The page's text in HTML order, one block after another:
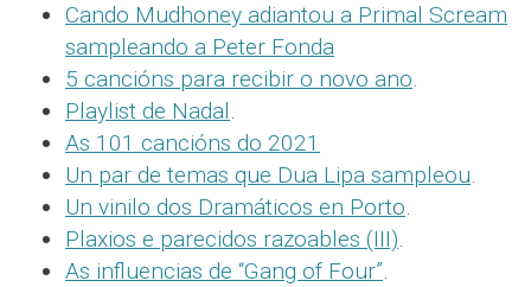
Cando Mudhoney adiantou a Primal Scream
sampleando a Peter Fonda
5 cancións para recibir o novo ano.
Playlist de Nadal.
As 101 cancións do 2021
Un par de temas que Dua Lipa sampleou.
Un vinilo dos Dramáticos en Porto.
Plaxios e parecidos razoables (III).
As influencias de “Gang of Four”.